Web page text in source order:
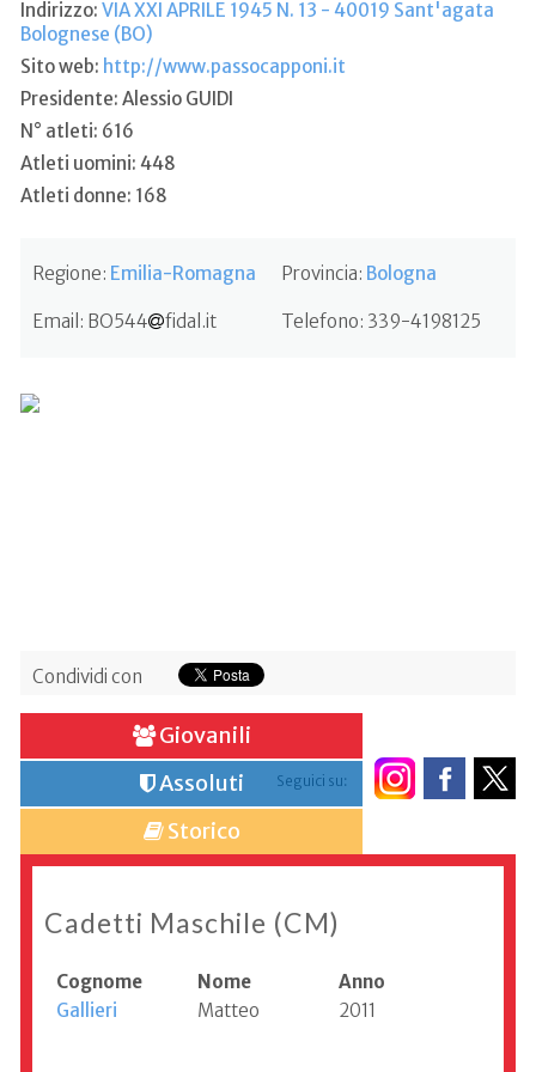
Indirizzo: VIA XXI APRILE 1945 N. 13 - 40019 Sant'agata
Bolognese (BO)
Sito web: http://www.passocapponi.it
Presidente: Alessio GUIDI
N° atleti: 616
Atleti uomini: 448
Atleti donne: 168
Regione: Emilia-Romagna Provincia: Bologna
Email: BO544 fidal.it Telefono: 339-4198125
Condividi con
Seguici su:
Giovanili
Assoluti
Storico
Cadetti Maschile (CM)
Cognome Nome
Anno
Gallieri
Matteo 2011